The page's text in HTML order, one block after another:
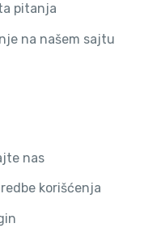
pitanja
na našem sajtu
nas
korišćenja